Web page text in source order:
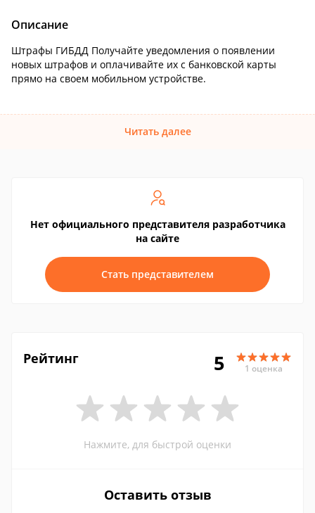
Описание
Штрафы ГИБДД Получайте уведомления о появлении
новых штрафов и оплачивайте их с банковской карты
прямо на своем мобильном устройстве.
Читать далее
Нет официального представителя разработчика
на сайте
Стать представителем
Рейтинг 5 1 оценка
Нажмите, для быстрой оценки
Оставить отзыв